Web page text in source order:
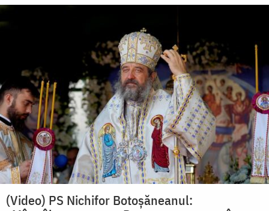
(Video) PS Nichifor Botoșăneanul: